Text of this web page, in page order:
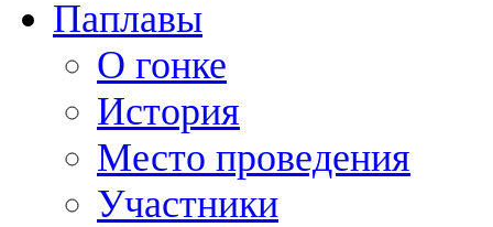
Паплавы
О гонке
История
Место проведения
Участники